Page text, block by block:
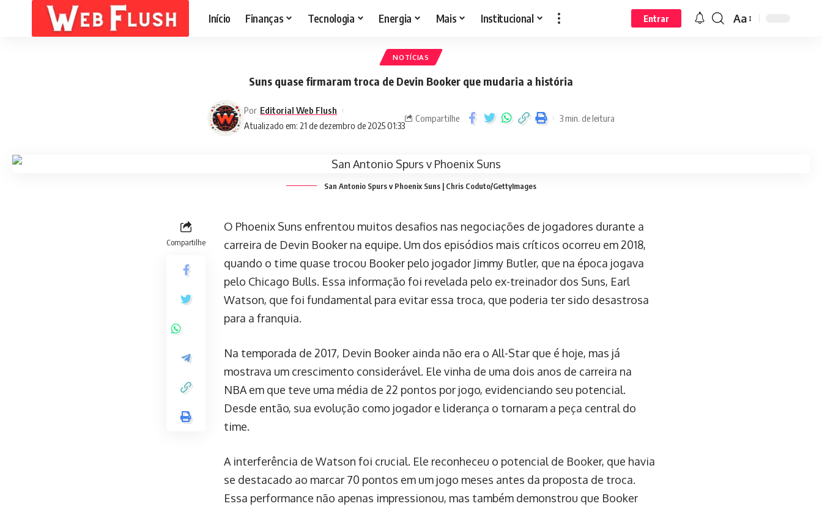
Início Finanças Tecnologia Energia Mais Institucional Entrar Aa
NOTÍCIAS
Suns quase firmaram troca de Devin Booker que mudaria a história
Atualizado em: 21 de dezembro de 2025 01:33
Por Editorial Web Flush
Compartilhe 3 min. de leitura
San Antonio Spurs v Phoenix Suns | Chris Coduto/GettyImages
Compartilhe
O Phoenix Suns enfrentou muitos desafios nas negociações de jogadores durante a
carreira de Devin Booker na equipe. Um dos episódios mais críticos ocorreu em 2018,
quando o time quase trocou Booker pelo jogador Jimmy Butler, que na época jogava
pelo Chicago Bulls. Essa informação foi revelada pelo ex-treinador dos Suns, Earl
Watson, que foi fundamental para evitar essa troca, que poderia ter sido desastrosa
para a franquia.
Na temporada de 2017, Devin Booker ainda não era o All-Star que é hoje, mas já
mostrava um crescimento considerável. Ele vinha de uma dois anos de carreira na
NBA em que teve uma média de 22 pontos por jogo, evidenciando seu potencial.
Desde então, sua evolução como jogador e liderança o tornaram a peça central do
time.
A interferência de Watson foi crucial. Ele reconheceu o potencial de Booker, que havia
se destacado ao marcar 70 pontos em um jogo meses antes da proposta de troca.
Essa performance não apenas impressionou, mas também demonstrou que Booker